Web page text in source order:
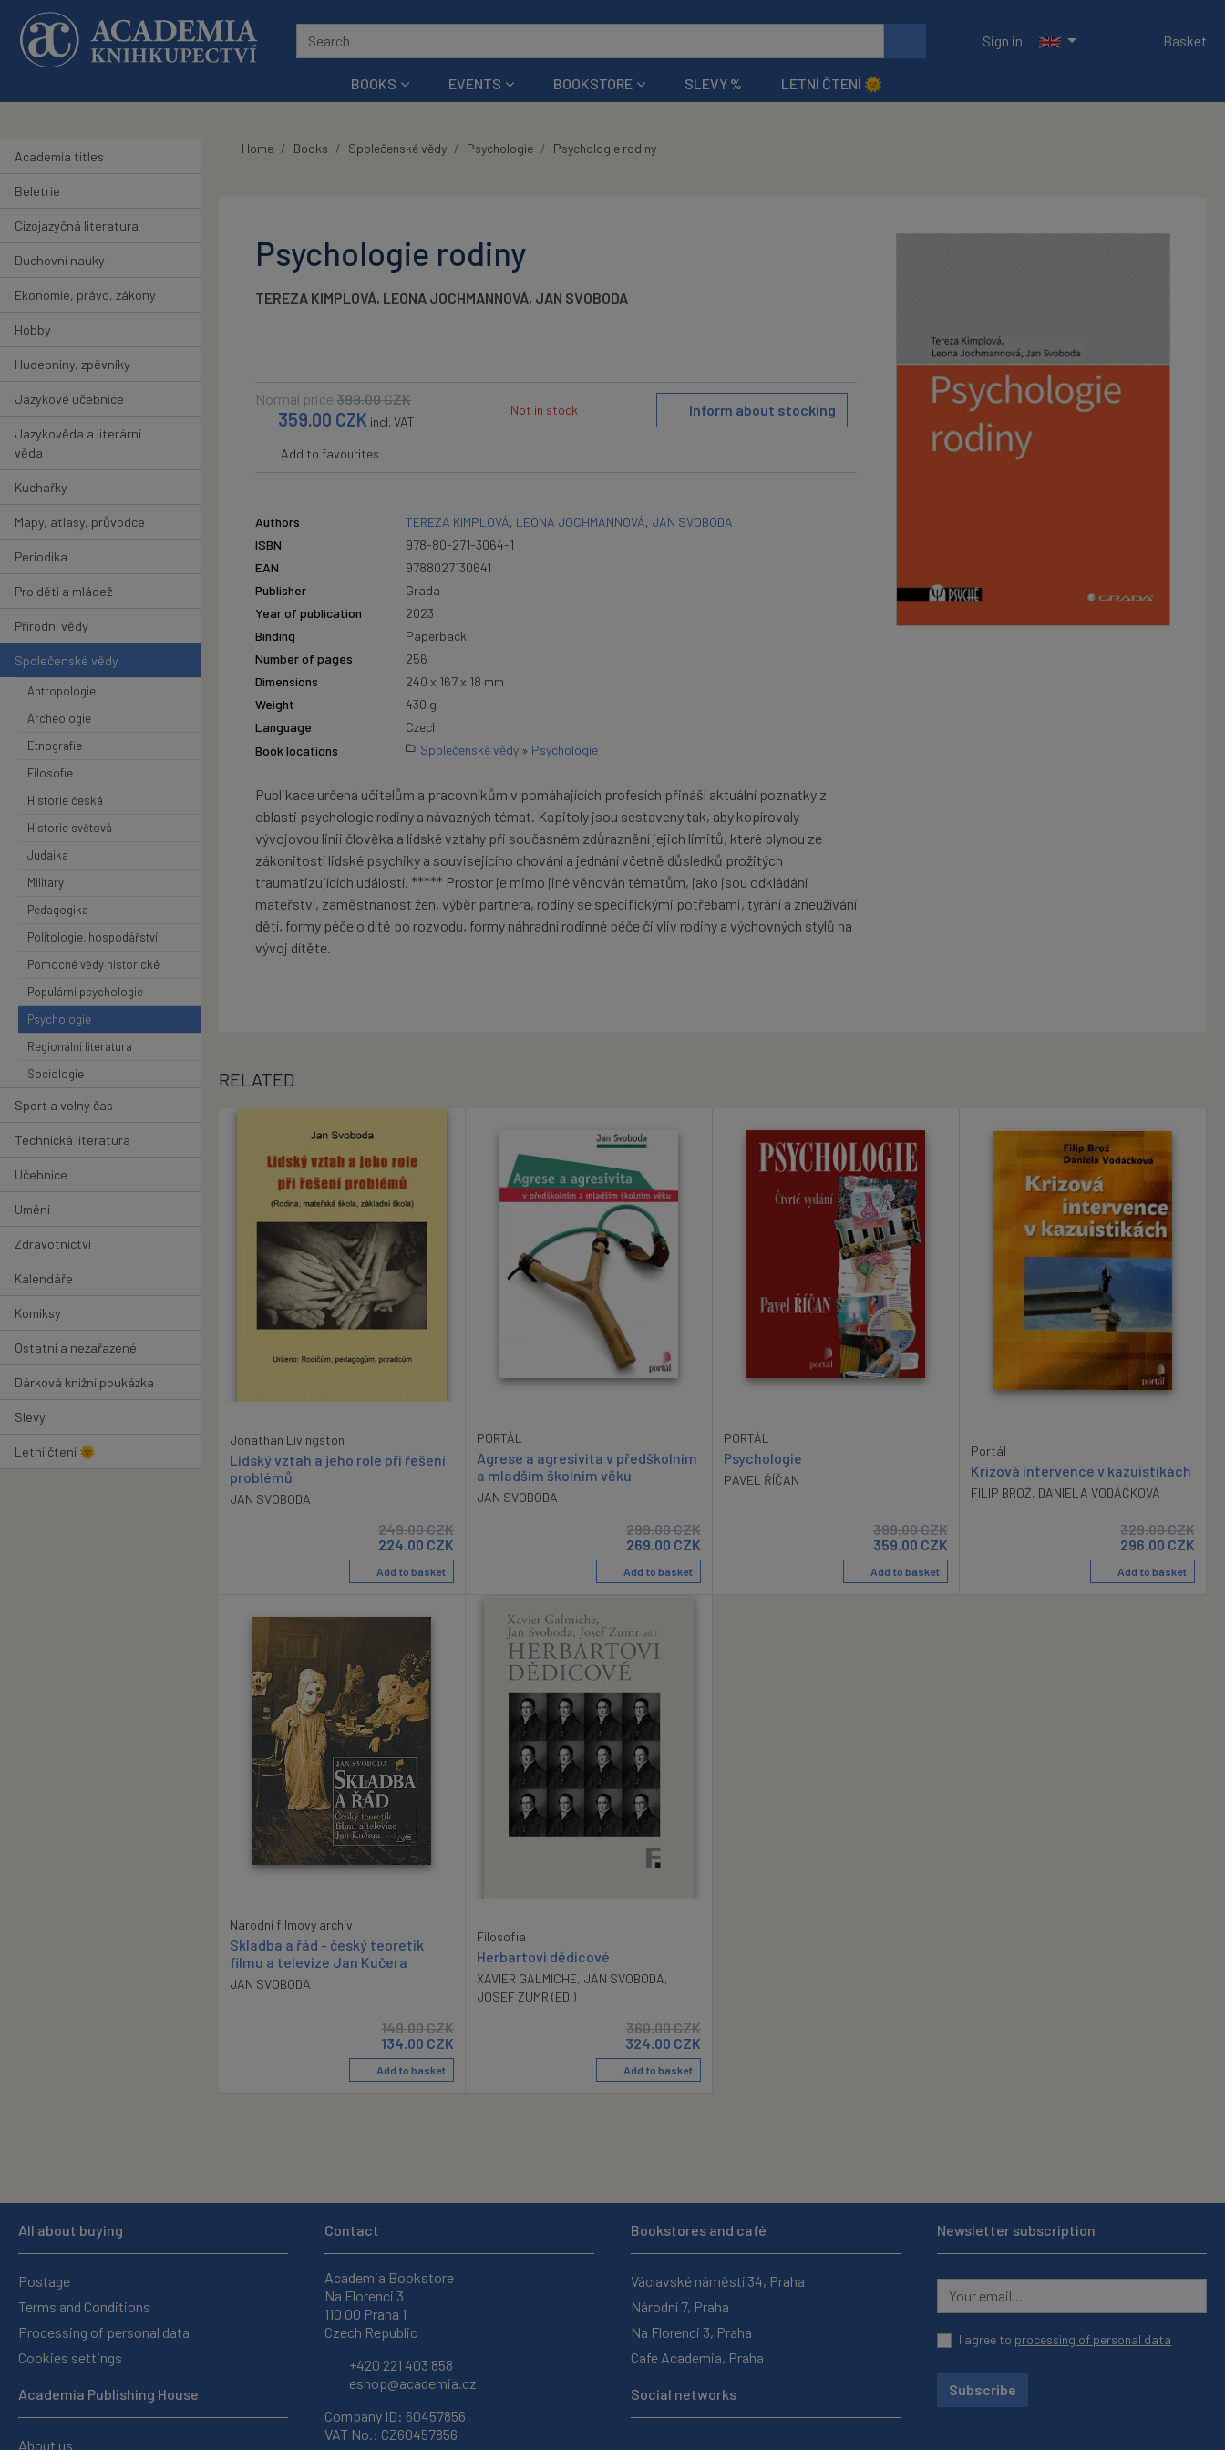
Skip to main content
Sign in
Basket
BOOKS EVENTS BOOKSTORE SLEVY % LETNÍ ČTENÍ 🌞
Academia titles
Beletrie
Cizojazyčná literatura
Duchovní nauky
Ekonomie, právo, zákony
Hobby
Hudebniny, zpěvníky
Jazykové učebnice
Jazykověda a literární
věda
Kuchařky
Mapy, atlasy, průvodce
Periodika
Pro děti a mládež
Přírodní vědy
Společenské vědy
Antropologie
Archeologie
Etnografie
Filosofie
Historie česká
Historie světová
Judaika
Military
Pedagogika
Politologie, hospodářství
Pomocné vědy historické
Populární psychologie
Psychologie
Regionální literatura
Sociologie
Sport a volný čas
Technická literatura
Učebnice
Umění
Zdravotnictví
Kalendáře
Komiksy
Ostatní a nezařazené
Dárková knižní poukázka
Slevy
Letní čtení 🌞
Home Books Společenské vědy Psychologie Psychologie rodiny
Psychologie rodiny
TEREZA KIMPLOVÁ, LEONA JOCHMANNOVÁ, JAN SVOBODA
Normal price 399.00CZK
359.00 CZK incl. VAT
Not in stock Inform about stocking
Add to favourites
Authors TEREZA KIMPLOVÁ, LEONA JOCHMANNOVÁ, JAN SVOBODA
ISBN
978-80-271-3064-1
EAN
9788027130641
Publisher
Grada
Year of publication
2023
Binding
Paperback
Number of pages
256
Dimensions
240 x 167 x 18 mm
Weight
430 g
Language
Czech
Book locations
Společenské vědy » Psychologie
Publikace určená učitelům a pracovníkům v pomáhajících profesích přináší aktuální poznatky z
oblasti psychologie rodiny a návazných témat. Kapitoly jsou sestaveny tak, aby kopírovaly
vývojovou linii člověka a lidské vztahy při současném zdůraznění jejich limitů, které plynou ze
zákonitostí lidské psychiky a souvisejícího chování a jednání včetně důsledků prožitých
traumatizujících událostí. ***** Prostor je mimo jiné věnován tématům, jako jsou odkládání
mateřství, zaměstnanost žen, výběr partnera, rodiny se specifickými potřebami, týrání a zneužívání
dětí, formy péče o dítě po rozvodu, formy náhradní rodinné péče či vliv rodiny a výchovných stylů na
vývoj dítěte.
RELATED
Jonathan Livingston
Lidský vztah a jeho role při řešení
problémů
JAN SVOBODA
249.00CZK
224.00 CZK
Add to basket
PORTÁL
Agrese a agresivita v předškolním
a mladším školním věku
JAN SVOBODA
299.00CZK
269.00 CZK
Add to basket
PORTÁL
Psychologie
PAVEL ŘÍČAN
399.00CZK
359.00 CZK
Add to basket
Portál
Krizová intervence v kazuistikách
FILIP BROŽ, DANIELA VODÁČKOVÁ
329.00CZK
296.00 CZK
Add to basket
Národní filmový archív
Skladba a řád - český teoretik
filmu a televize Jan Kučera
JAN SVOBODA
149.00CZK
134.00 CZK
Add to basket
Filosofia
Herbartovi dědicové
XAVIER GALMICHE, JAN SVOBODA,
JOSEF ZUMR (ED.)
360.00CZK
324.00 CZK
Add to basket
All about buying
Postage
Terms and Conditions
Processing of personal data
Cookies settings
Academia Publishing House
About us
Contact
Academia Bookstore
Na Florenci 3
110 00 Praha 1
Czech Republic
+420 221 403 858
eshop@academia.cz
Company ID: 60457856
VAT No.: CZ60457856
Bookstores and café
Václavské náměstí 34, Praha
Národní 7, Praha
Na Florenci 3, Praha
Cafe Academia, Praha
Social networks
Newsletter subscription
I agree to processing of personal data
Subscribe